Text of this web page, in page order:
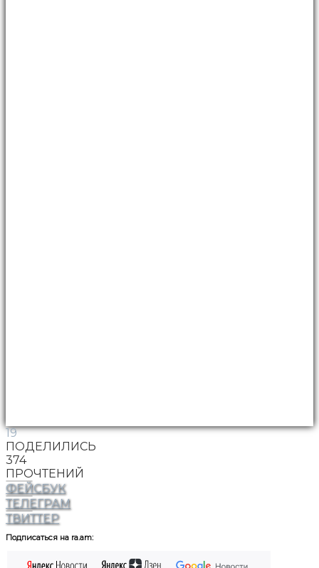
19
ПОДЕЛИЛИСЬ
374
ПРОЧТЕНИЙ
ФЕЙСБУК
ТЕЛЕГРАМ
ТВИТТЕР
Подписаться на ra.am: